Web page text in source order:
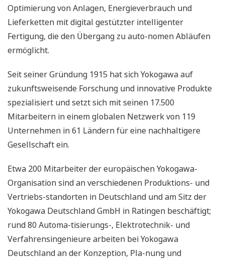
Optimierung von Anlagen, Energieverbrauch und
Lieferketten mit digital gestützter intelligenter
Fertigung, die den Übergang zu auto-nomen Abläufen
ermöglicht.
Seit seiner Gründung 1915 hat sich Yokogawa auf
zukunftsweisende Forschung und innovative Produkte
spezialisiert und setzt sich mit seinen 17.500
Mitarbeitern in einem globalen Netzwerk von 119
Unternehmen in 61 Ländern für eine nachhaltigere
Gesellschaft ein.
Etwa 200 Mitarbeiter der europäischen Yokogawa-
Organisation sind an verschiedenen Produktions- und
Vertriebs-standorten in Deutschland und am Sitz der
Yokogawa Deutschland GmbH in Ratingen beschäftigt;
rund 80 Automa-tisierungs-, Elektrotechnik- und
Verfahrensingenieure arbeiten bei Yokogawa
Deutschland an der Konzeption, Pla-nung und